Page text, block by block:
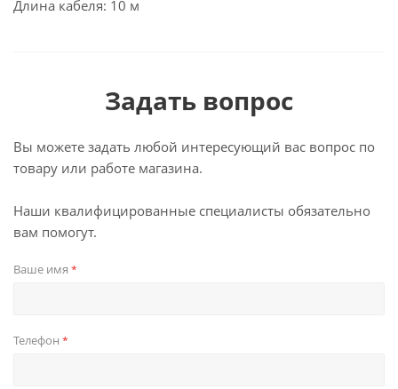
Длина кабеля: 10 м
Задать вопрос
Вы можете задать любой интересующий вас вопрос по
товару или работе магазина.
Наши квалифицированные специалисты обязательно
вам помогут.
Ваше имя *
Телефон *